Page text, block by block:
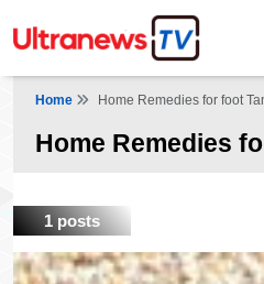
Home Home Remedies for foot
Home Remedies
1 posts